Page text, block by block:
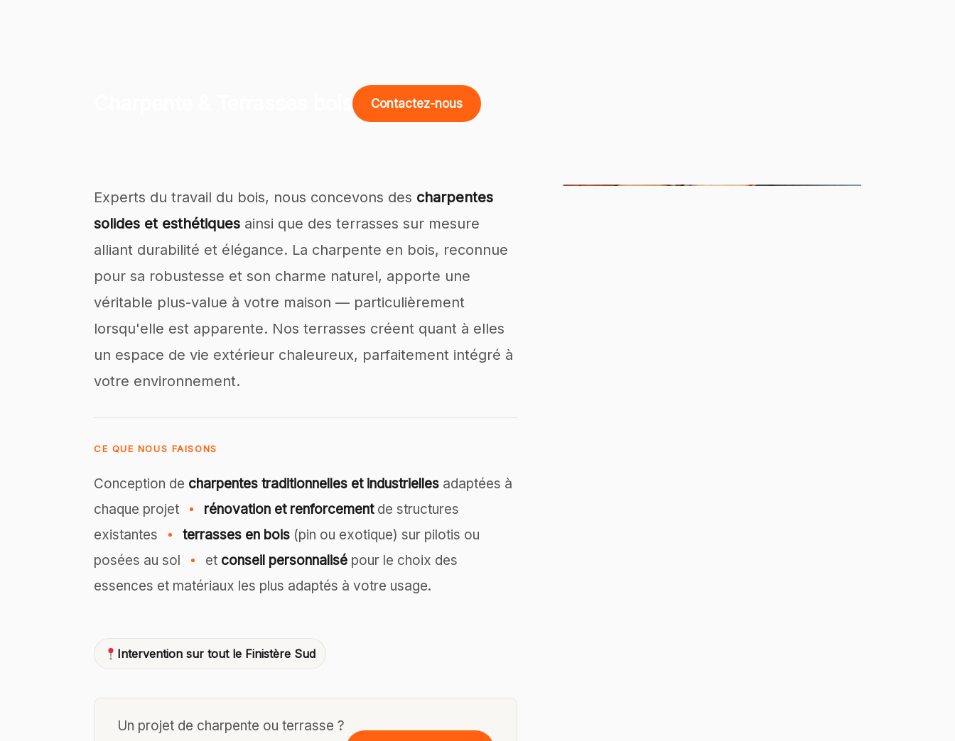
Contactez-nous
Experts du travail du bois, nous concevons des charpentes
solides et esthétiques ainsi que des terrasses sur mesure
alliant durabilité et élégance. La charpente en bois, reconnue
pour sa robustesse et son charme naturel, apporte une
véritable plus-value à votre maison — particulièrement
lorsqu'elle est apparente. Nos terrasses créent quant à elles
un espace de vie extérieur chaleureux, parfaitement intégré à
votre environnement.
CE QUE NOUS FAISONS
Conception de charpentes traditionnelles et industrielles adaptées à
chaque projet
rénovation et renforcementde structures
existantes
terrasses en bois (pin ou exotique) sur pilotis ou
posées au sol
et conseil personnalisé pour le choix des
essences et matériaux les plus adaptés à votre usage.
Intervention sur tout le Finistère Sud
Un projet de charpente ou terrasse ?